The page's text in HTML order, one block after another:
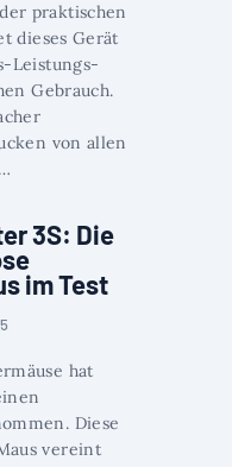
praktischen
dieses Gerät
Leistungs-
Gebrauch.
von allen
3S: Die
im Test
hat
Diese
vereint